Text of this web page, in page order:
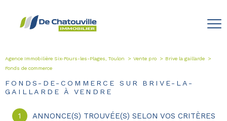
Agence Immobilière Six-Fours-les-Plages, Toulon Vente pro
Brive la gaillarde
Fonds de commerce
FONDS-DE-COMMERCE SUR BRIVE-LA-
GAILLARDE À VENDRE
1 ANNONCE(S) TROUVÉE(S) SELON VOS CRITÈRES